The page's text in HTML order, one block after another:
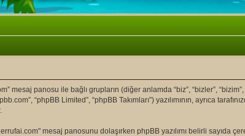
mesaj panosu ile bağlı grupların (diğer anlamda “biz”, “bizler”,
“phpBB Limited”, “phpBB Takımları”) yazılımının, ayrıca
mesaj panosunu dolaşırken phpBB yazılımı belirli sayıda